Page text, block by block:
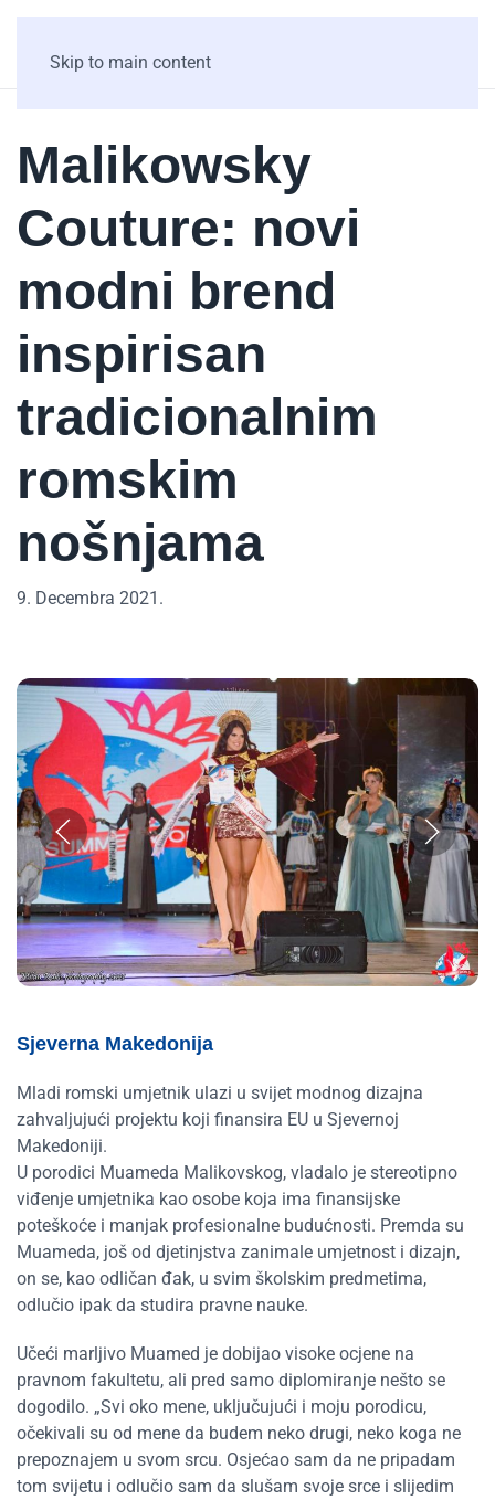
Skip to main content
Malikowsky
Couture: novi
modni brend
inspirisan
tradicionalnim
romskim
nošnjama
9. Decembra 2021.
Sjeverna Makedonija
Mladi romski umjetnik ulazi u svijet modnog dizajna
zahvaljujući projektu koji finansira EU u Sjevernoj
Makedoniji.
U porodici Muameda Malikovskog, vladalo je stereotipno
viđenje umjetnika kao osobe koja ima finansijske
poteškoće i manjak profesionalne budućnosti. Premda su
Muameda, još od djetinjstva zanimale umjetnost i dizajn,
on se, kao odličan đak, u svim školskim predmetima,
odlučio ipak da studira pravne nauke.
Učeći marljivo Muamed je dobijao visoke ocjene na
pravnom fakultetu, ali pred samo diplomiranje nešto se
dogodilo. „Svi oko mene, uključujući i moju porodicu,
očekivali su od mene da budem neko drugi, neko koga ne
prepoznajem u svom srcu. Osjećao sam da ne pripadam
tom svijetu i odlučio sam da slušam svoje srce i slijedim